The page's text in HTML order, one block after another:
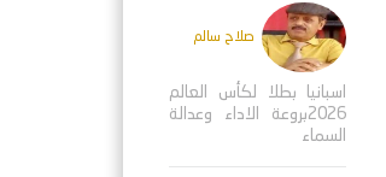
صلاح سالم
اسبانيا بطلا لكأس العالم
2026بروعة الاداء وعدالة
السماء